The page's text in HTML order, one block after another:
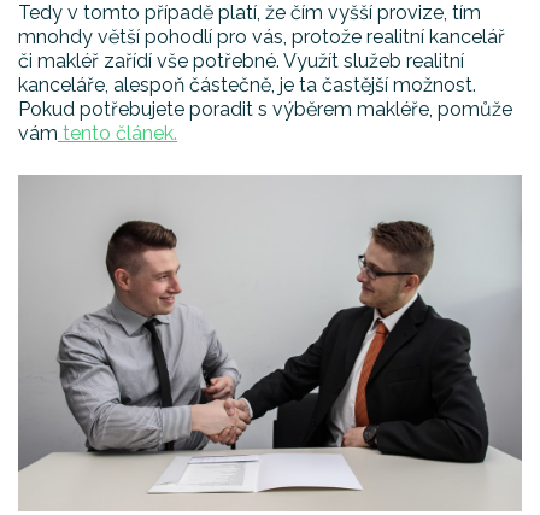
Tedy v tomto případě platí, že čím vyšší provize, tím
mnohdy větší pohodlí pro vás, protože realitní kancelář
či makléř zařídí vše potřebné. Využít služeb realitní
kanceláře, alespoň částečně, je ta častější možnost.
Pokud potřebujete poradit s výběrem makléře, pomůže
vám tento článek.